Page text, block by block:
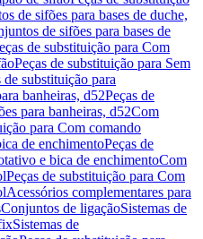
de sifões para bases de duche,
de sifões para bases de
de substituição para Com
Peças de substituição para Sem
de substituição para
banheiras, d52Peças de
para banheiras, d52Com
para Com comando
de enchimentoPeças de
e bica de enchimentoCom
Peças de substituição para Com
Acessórios complementares para
Conjuntos de ligaçãoSistemas de
Sistemas de